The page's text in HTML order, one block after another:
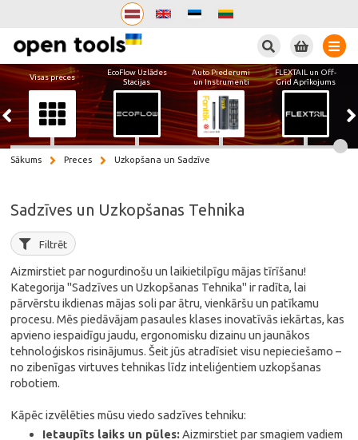
Visas preces
EcoFlow Uzlādes
Stacijas
Auto Piederumi
un Instrumenti
FLEXTAIL un Off-
Grid Aprīkojums
Sākums Preces Uzkopšana un Sadzīve
Sadzīves un Uzkopšanas Tehnika
Filtrēt
Aizmirstiet par nogurdinošu un laikietilpīgu mājas tīrīšanu!
Kategorija "Sadzīves un Uzkopšanas Tehnika" ir radīta, lai
pārvērstu ikdienas mājas soli par ātru, vienkāršu un patīkamu
procesu. Mēs piedāvājam pasaules klases inovatīvās iekārtas, kas
apvieno iespaidīgu jaudu, ergonomisku dizainu un jaunākos
tehnoloģiskos risinājumus. Šeit jūs atradīsiet visu nepieciešamo –
no zibenīgas virtuves tehnikas līdz inteliģentiem uzkopšanas
robotiem.
Kāpēc izvēlēties mūsu viedo sadzīves tehniku:
Ietaupīts laiks un pūles:Aizmirstiet par smagiem vadiem